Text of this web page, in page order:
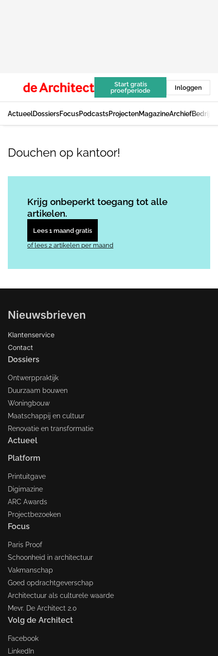
Start gratis
proefperiode
Inloggen
ActueelDossiersFocusPodcastsProjectenMagazineArchief
Douchen op kantoor!
Krijg onbeperkt toegang tot alle
artikelen.
Lees 1 maand gratis
of lees 2 artikelen per maand
Nieuwsbrieven
Klantenservice
Contact
Dossiers
Ontwerppraktijk
Duurzaam bouwen
Woningbouw
Maatschappij en cultuur
Renovatie en transformatie
Actueel
Platform
Printuitgave
Digimazine
ARC Awards
Projectbezoeken
Focus
Paris Proof
Schoonheid in architectuur
Vakmanschap
Goed opdrachtgeverschap
Architectuur als culturele waarde
Mevr. De Architect 2.0
Volg de Architect
Facebook
LinkedIn